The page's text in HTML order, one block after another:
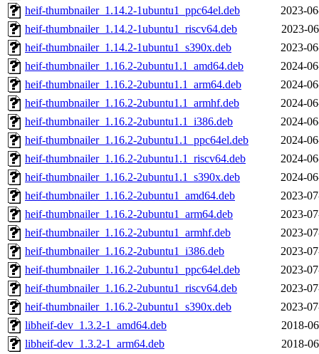
heif-thumbnailer_1.14.2-1ubuntu1_ppc64el.deb
2023-
heif-thumbnailer_1.14.2-1ubuntu1_riscv64.deb
2023-
heif-thumbnailer_1.14.2-1ubuntu1_s390x.deb
2023-
heif-thumbnailer_1.16.2-2ubuntu1.1_amd64.deb
2024-
heif-thumbnailer_1.16.2-2ubuntu1.1_arm64.deb
2024-
heif-thumbnailer_1.16.2-2ubuntu1.1_armhf.deb
2024-
heif-thumbnailer_1.16.2-2ubuntu1.1_i386.deb
2024-
heif-thumbnailer_1.16.2-2ubuntu1.1_ppc64el.deb
2024-
heif-thumbnailer_1.16.2-2ubuntu1.1_riscv64.deb
2024-
heif-thumbnailer_1.16.2-2ubuntu1.1_s390x.deb
2024-
heif-thumbnailer_1.16.2-2ubuntu1_amd64.deb
2023-
heif-thumbnailer_1.16.2-2ubuntu1_arm64.deb
2023-
heif-thumbnailer_1.16.2-2ubuntu1_armhf.deb
2023-
heif-thumbnailer_1.16.2-2ubuntu1_i386.deb
2023-
heif-thumbnailer_1.16.2-2ubuntu1_ppc64el.deb
2023-
heif-thumbnailer_1.16.2-2ubuntu1_riscv64.deb
2023-
heif-thumbnailer_1.16.2-2ubuntu1_s390x.deb
2023-
libheif-dev_1.3.2-1_amd64.deb
2018-
libheif-dev_1.3.2-1_arm64.deb
2018-